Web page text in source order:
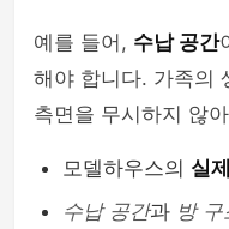
예를 들어, 수납 공간
해야 합니다. 가족의
측면을 무시하지 않
모델하우스의 실
수납 공간과 방 구